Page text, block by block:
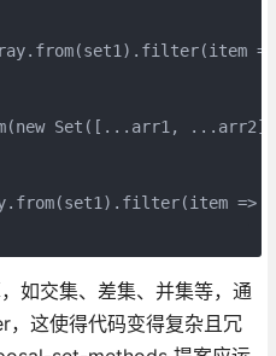
Set([...arr1,
如交集、差集、并集等，通
这使得代码变得复杂且冗